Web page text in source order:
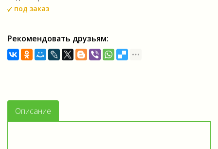
под заказ
Рекомендовать друзьям:
Описание